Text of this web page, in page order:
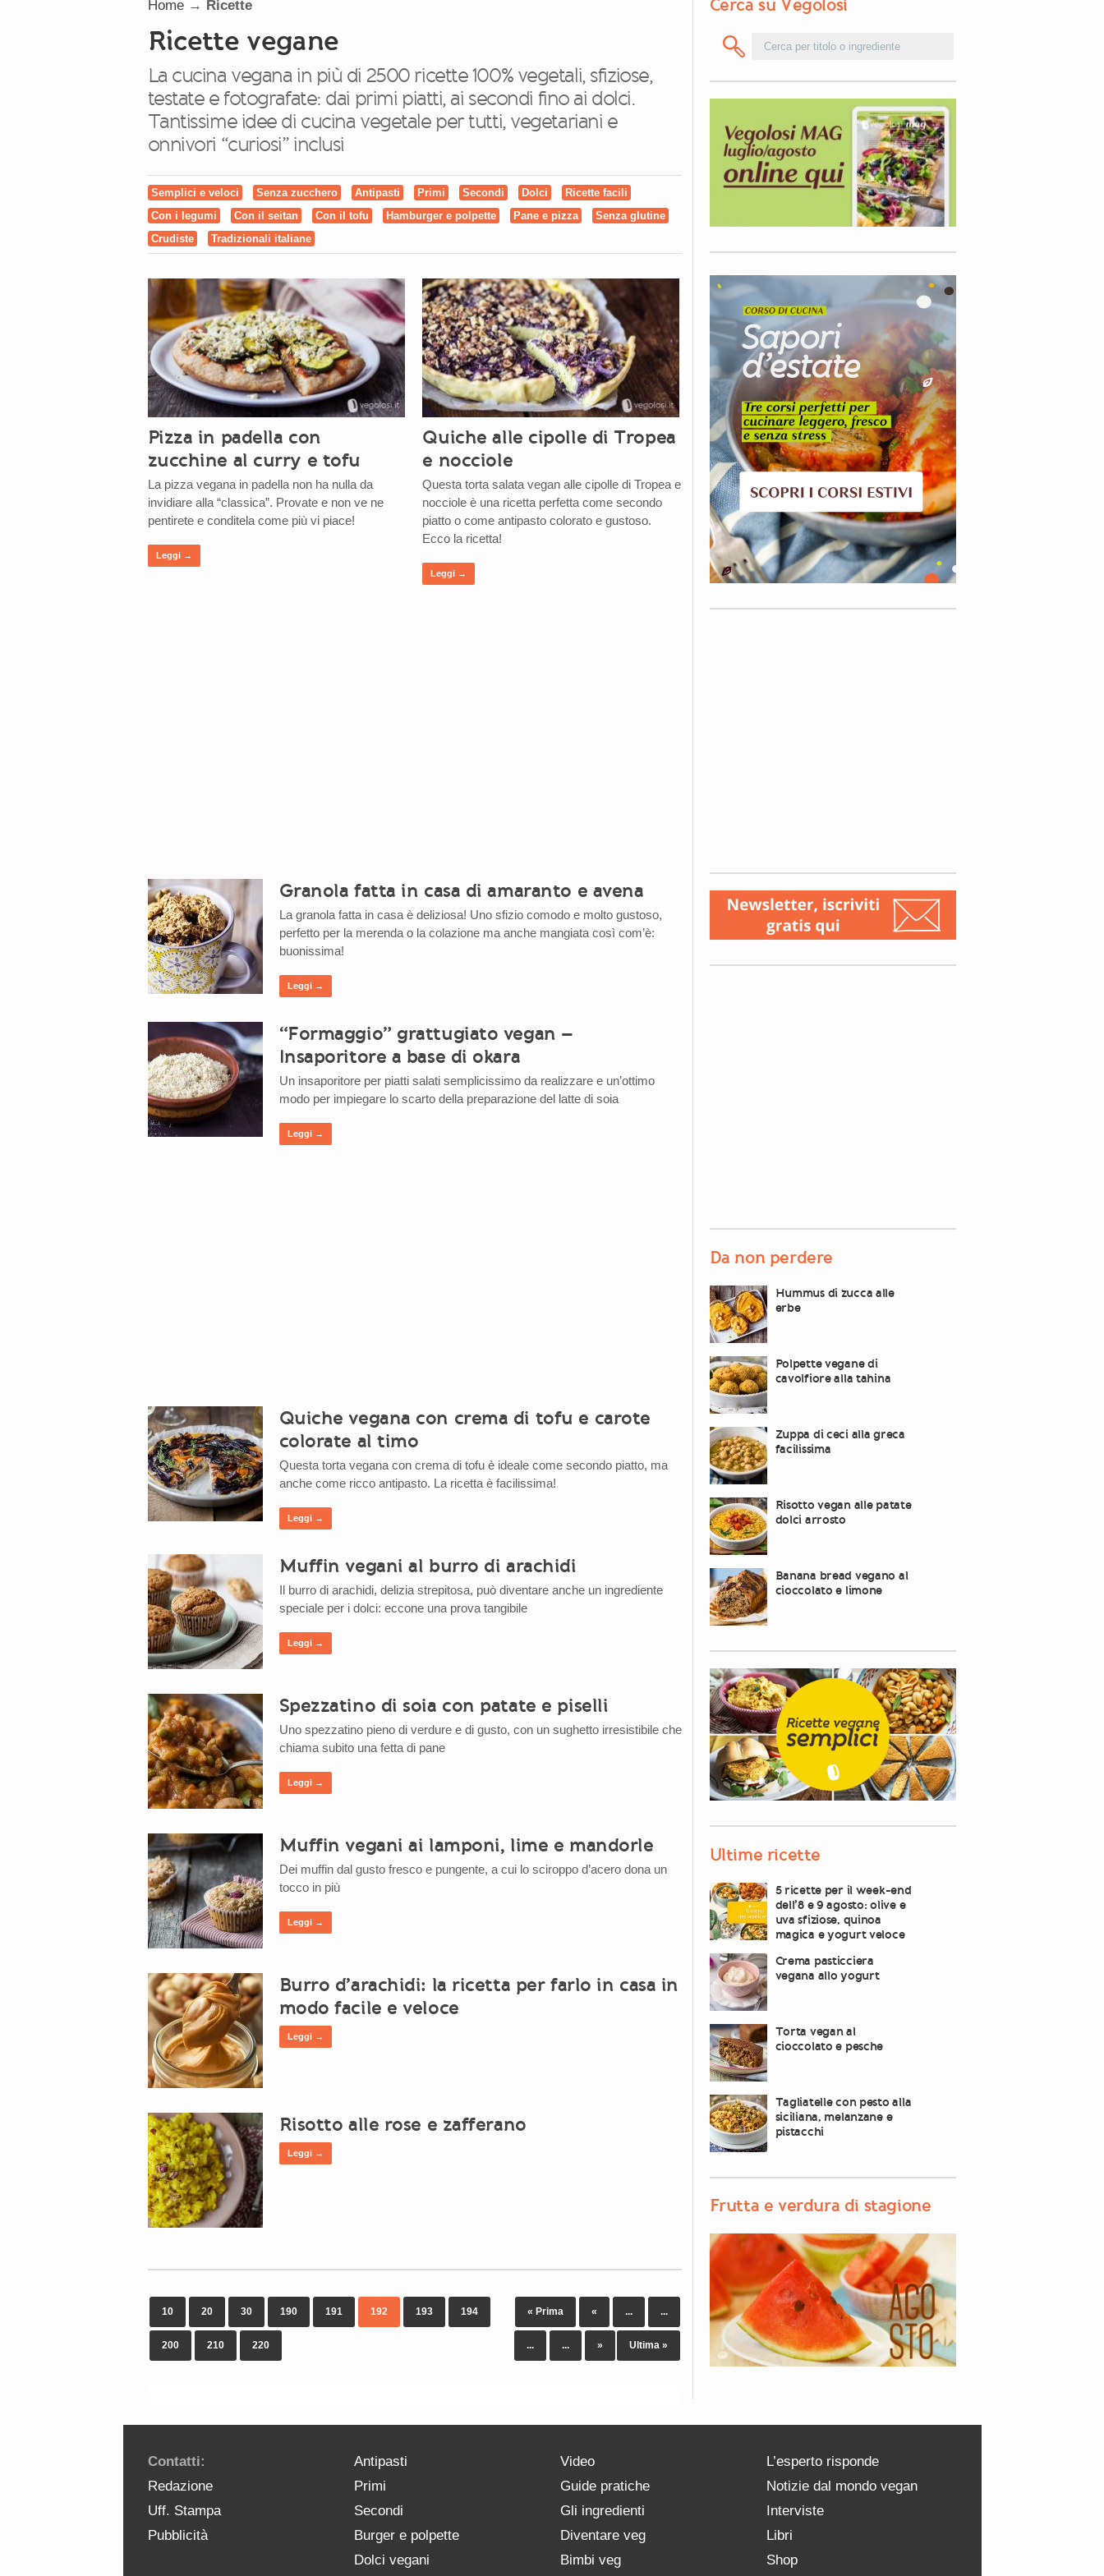
Home→ Ricette
Ricette vegane
La cucina vegana in più di 2500 ricette 100% vegetali, sfiziose,
testate e fotografate: dai primi piatti, ai secondi fino ai dolci.
Tantissime idee di cucina vegetale per tutti, vegetariani e
onnivori “curiosi” inclusi
Semplici e veloci Senza zucchero Antipasti Primi Secondi Dolci
Ricette facili
Con i legumi
Con il seitan Con il tofu Hamburger e polpette Pane e pizza
Senza glutine
Crudiste
Tradizionali italiane
Pizza in padella con
zucchine al curry e tofu
La pizza vegana in padella non ha nulla da
invidiare alla “classica”. Provate e non ve ne
pentirete e conditela come più vi piace!
Leggi →
Quiche alle cipolle di Tropea
e nocciole
Questa torta salata vegan alle cipolle di Tropea e
nocciole è una ricetta perfetta come secondo
piatto o come antipasto colorato e gustoso.
Ecco la ricetta!
Leggi →
Granola fatta in casa di amaranto e avena
La granola fatta in casa è deliziosa! Uno sfizio comodo e molto gustoso,
perfetto per la merenda o la colazione ma anche mangiata così com’è:
buonissima!
Leggi →
“Formaggio” grattugiato vegan –
Insaporitore a base di okara
Un insaporitore per piatti salati semplicissimo da realizzare e un’ottimo
modo per impiegare lo scarto della preparazione del latte di soia
Leggi →
Quiche vegana con crema di tofu e carote
colorate al timo
Questa torta vegana con crema di tofu è ideale come secondo piatto, ma
anche come ricco antipasto. La ricetta è facilissima!
Leggi →
Muffin vegani al burro di arachidi
Il burro di arachidi, delizia strepitosa, può diventare anche un ingrediente
speciale per i dolci: eccone una prova tangibile
Leggi →
Spezzatino di soia con patate e piselli
Uno spezzatino pieno di verdure e di gusto, con un sughetto irresistibile che
chiama subito una fetta di pane
Leggi →
Muffin vegani ai lamponi, lime e mandorle
Dei muffin dal gusto fresco e pungente, a cui lo sciroppo d’acero dona un
tocco in più
Leggi →
Burro d’arachidi: la ricetta per farlo in casa in
modo facile e veloce
Leggi →
Risotto alle rose e zafferano
Leggi →
« Prima « ...
10 20 30 ...
190 191 192 193 194
...
200 210 220 ... » Ultima »
Cerca su Vegolosi
Da non perdere
Hummus di zucca alle
erbe
Polpette vegane di
cavolfiore alla tahina
Zuppa di ceci alla greca
facilissima
Risotto vegan alle patate
dolci arrosto
Banana bread vegano al
cioccolato e limone
Ultime ricette
5 ricette per il week-end
dell’8 e 9 agosto: olive e
uva sfiziose, quinoa
magica e yogurt veloce
Crema pasticciera
vegana allo yogurt
Torta vegan al
cioccolato e pesche
Tagliatelle con pesto alla
siciliana, melanzane e
pistacchi
Frutta e verdura di stagione
Contatti:
Redazione
Uff. Stampa
Pubblicità
Antipasti
Primi
Secondi
Burger e polpette
Dolci vegani
Video
Guide pratiche
Gli ingredienti
Diventare veg
Bimbi veg
L’esperto risponde
Notizie dal mondo vegan
Interviste
Libri
Shop